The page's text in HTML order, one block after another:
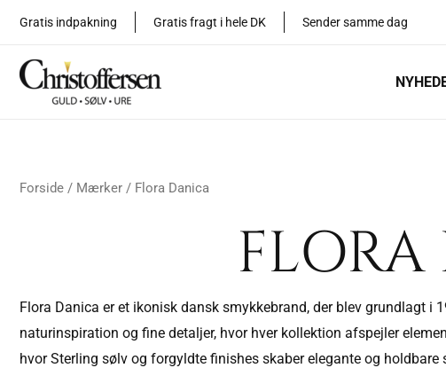
indholdet
Gratis indpakning Gratis fragt i hele DK Sender samme dag
Forside / Mærker / Flora Danica
Flora Danica er et ikonisk dansk smykkebrand, der blev grundlagt i
naturinspiration og fine detaljer, hvor hver kollektion afspejler
hvor Sterling sølv og forgyldte finishes skaber elegante og
efter
seneste